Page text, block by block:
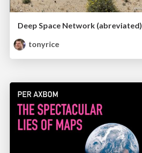
Deep Space Network (abreviated)
tonyrice